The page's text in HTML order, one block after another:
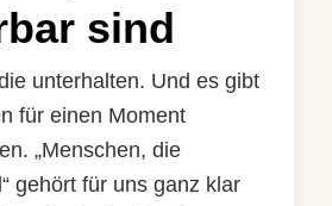
sind
unterhalten. Und es gibt
für einen Moment
„Menschen, die
gehört für uns ganz klar